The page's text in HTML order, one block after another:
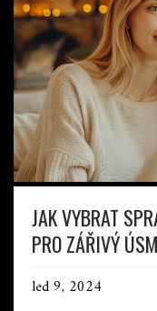
JAK VYBRAT
PRO ZÁŘIVÝ
led 9, 2024